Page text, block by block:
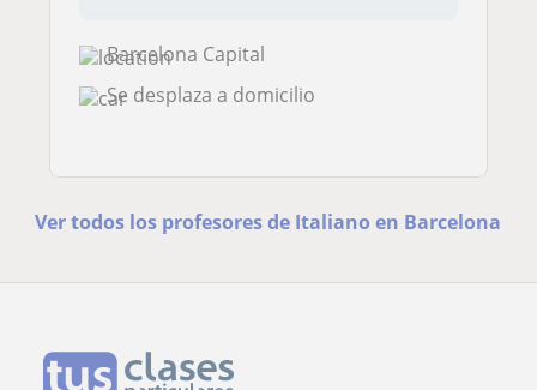
Barcelona Capital
Se desplaza a domicilio
Ver todos los profesores de Italiano en Barcelona